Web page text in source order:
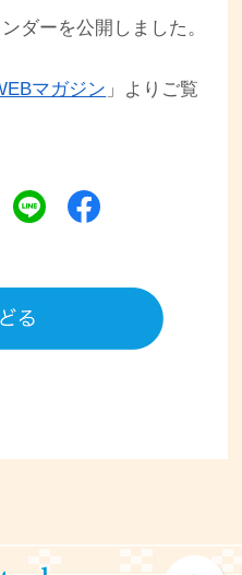
ダーを公開しました。
マガジン 」よりご覧